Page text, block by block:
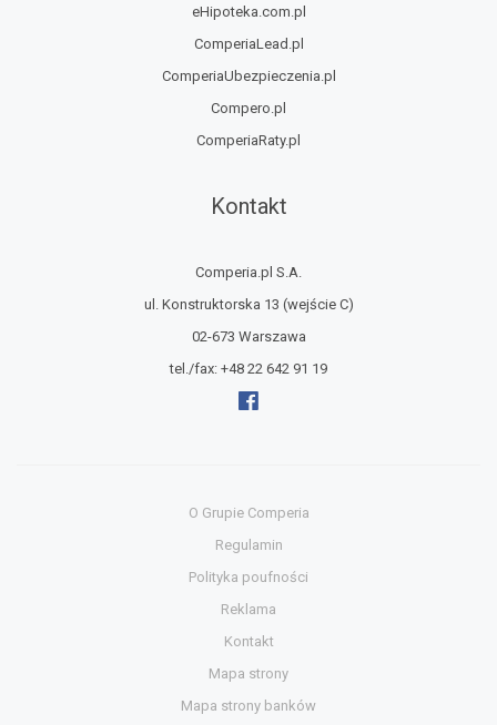
eHipoteka.com.pl
ComperiaLead.pl
ComperiaUbezpieczenia.pl
Compero.pl
ComperiaRaty.pl
Kontakt
Comperia.pl S.A.
ul. Konstruktorska 13 (wejście C)
02-673 Warszawa
tel./fax: +48 22 642 91 19
O Grupie Comperia
Regulamin
Polityka poufności
Reklama
Kontakt
Mapa strony
Mapa strony banków